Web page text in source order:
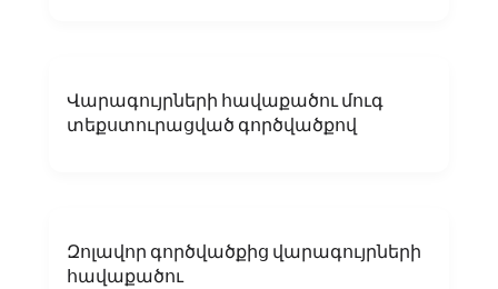
Վարագույրների հավաքածու մուգ
տեքստուրացված գործվածքով
Զոլավոր գործվածքից վարագույրների
հավաքածու